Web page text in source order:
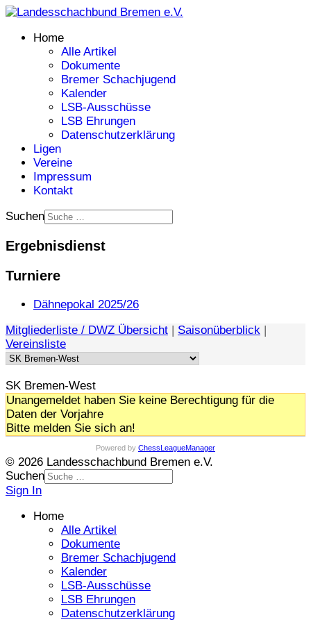
Home
Alle Artikel
Dokumente
Bremer Schachjugend
Kalender
LSB-Ausschüsse
LSB Ehrungen
Datenschutzerklärung
Ligen
Vereine
Impressum
Kontakt
Suchen
Ergebnisdienst
Turniere
Dähnepokal 2025/26
Mitgliederliste / DWZ Übersicht | Saisonüberblick |
Vereinsliste
SK Bremen-West
Unangemeldet haben Sie keine Berechtigung für die
Daten der Vorjahre
Bitte melden Sie sich an!
Powered by ChessLeagueManager
© 2026 Landesschachbund Bremen e.V.
Suchen
Sign In
Home
Alle Artikel
Dokumente
Bremer Schachjugend
Kalender
LSB-Ausschüsse
LSB Ehrungen
Datenschutzerklärung